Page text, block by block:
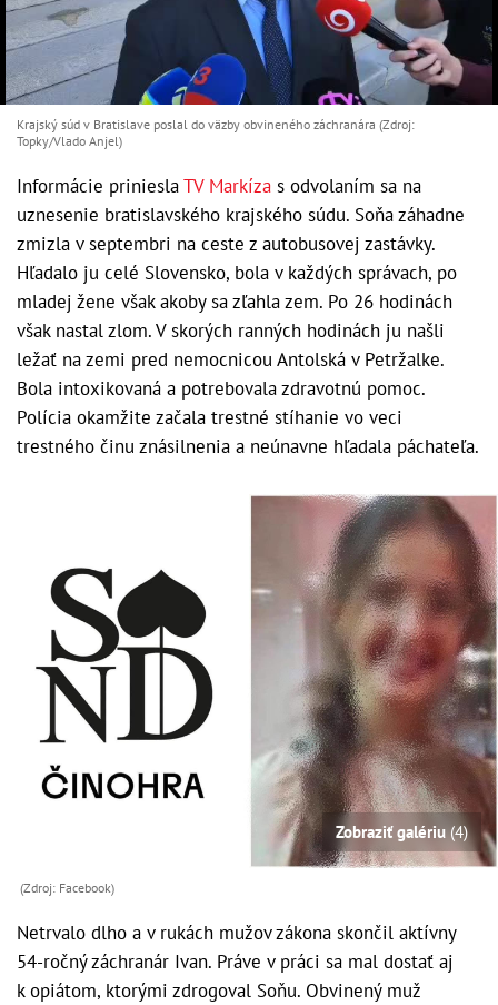
Krajský súd v Bratislave poslal do väzby obvineného záchranára (Zdroj:
Topky/Vlado Anjel)
Informácie prinieslaTV Markíza s odvolaním sa na
uznesenie bratislavského krajského súdu. Soňa záhadne
zmizla v septembri na ceste z autobusovej zastávky.
Hľadalo ju celé Slovensko, bola v každých správach, po
mladej žene však akoby sa zľahla zem. Po 26 hodinách
však nastal zlom. V skorých ranných hodinách ju našli
ležať na zemi pred nemocnicou Antolská v Petržalke.
Bola intoxikovaná a potrebovala zdravotnú pomoc.
Polícia okamžite začala trestné stíhanie vo veci
trestného činu znásilnenia a neúnavne hľadala páchateľa.
Zobraziť galériu (4)
(Zdroj: Facebook)
Netrvalo dlho a v rukách mužov zákona skončil aktívny
54-ročný záchranár Ivan. Práve v práci sa mal dostať aj
k opiátom, ktorými zdrogoval Soňu. Obvinený muž